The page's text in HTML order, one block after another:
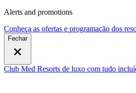
Alerts and promotions
Conheça as ofertas e programação dos
Fechar
Club Med Resorts de luxo com tudo